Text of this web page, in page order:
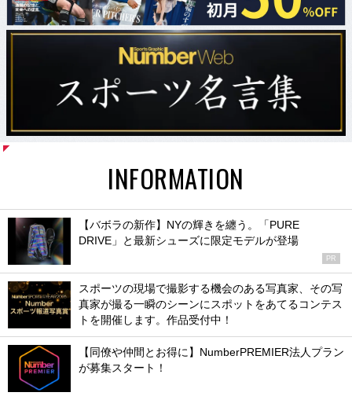
INFORMATION
【バボラの新作】NYの輝きを纏う。「PURE
DRIVE」と最新シューズに限定モデルが登場
PR
スポーツの現場で撮影する機会のある写真家、その写
真家が撮る一瞬のシーンにスポットをあてるコンテス
トを開催します。作品受付中！
【同僚や仲間とお得に】NumberPREMIER法人プラン
が募集スタート！